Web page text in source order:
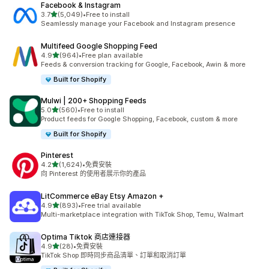
Facebook & Instagram
3.7滿分 5 顆星
(5,049)
共有 5049 則評價
•Free to install
Seamlessly manage your Facebook and Instagram presence
Multifeed Google Shopping Feed
4.9滿分 5 顆星
(964)
共有 964 則評價
•Free plan available
Feeds & conversion tracking for Google, Facebook, Awin & more
Built for Shopify
Mulwi | 200+ Shopping Feeds
5.0滿分 5 顆星
(560)
共有 560 則評價
•Free to install
Product feeds for Google Shopping, Facebook, custom & more
Built for Shopify
Pinterest
4.2滿分 5 顆星
(1,624)
共有 1624 則評價
•免費安裝
向 Pinterest 的使用者展示你的產品
LitCommerce eBay Etsy Amazon +
4.9滿分 5 顆星
(893)
共有 893 則評價
•Free trial available
Multi-marketplace integration with TikTok Shop, Temu, Walmart
Optima Tiktok 商店連接器
4.9滿分 5 顆星
(28)
共有 28 則評價
•免費安裝
TikTok Shop 即時同步商品清單、訂單和取消訂單